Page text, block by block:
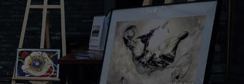
고려대·국민대
입시설명회
상담 신청
자주하는질문